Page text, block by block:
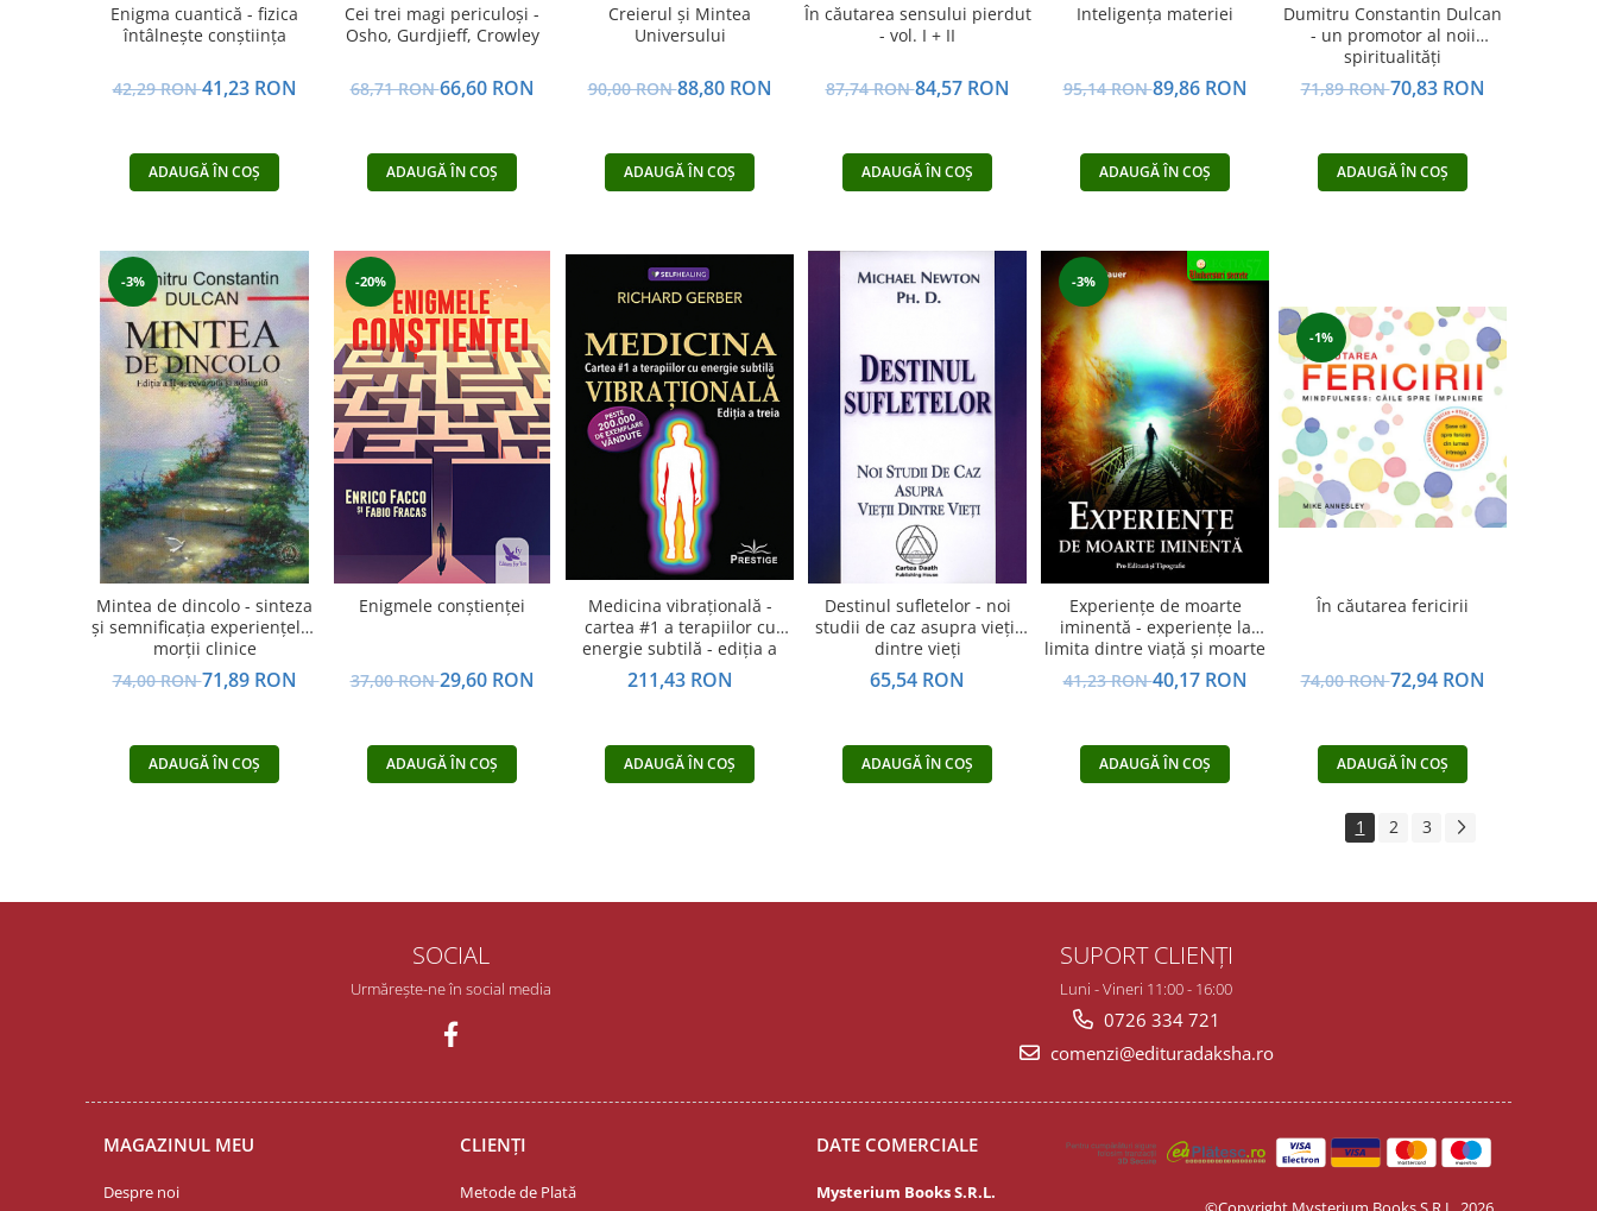
Enigma cuantică - fizica
întâlneşte conştiinţa
42,29 RON41,23 RON
ADAUGĂ ÎN COȘ
Cei trei magi periculoşi -
Osho, Gurdjieff, Crowley
68,71 RON66,60 RON
ADAUGĂ ÎN COȘ
Creierul şi Mintea
Universului
90,00 RON88,80 RON
ADAUGĂ ÎN COȘ
În căutarea sensului pierdut
- vol. I + II
87,74 RON84,57 RON
ADAUGĂ ÎN COȘ
Inteligenţa materiei
95,14 RON89,86 RON
ADAUGĂ ÎN COȘ
Dumitru Constantin Dulcan
- un promotor al noii
spiritualităţi
71,89 RON70,83 RON
ADAUGĂ ÎN COȘ
-3%
Mintea de dincolo - sinteza
şi semnificaţia experienţelor
morţii clinice
74,00 RON71,89 RON
ADAUGĂ ÎN COȘ
-20%
Enigmele conştienţei
37,00 RON29,60 RON
ADAUGĂ ÎN COȘ
Medicina vibraţională -
cartea #1 a terapiilor cu
energie subtilă - ediţia a
treia
211,43 RON
ADAUGĂ ÎN COȘ
Destinul sufletelor - noi
studii de caz asupra vieţii
dintre vieţi
65,54 RON
ADAUGĂ ÎN COȘ
-3%
Experienţe de moarte
iminentă - experienţe la
limita dintre viaţă şi moarte
41,23 RON40,17 RON
ADAUGĂ ÎN COȘ
-1%
În căutarea fericirii
74,00 RON72,94 RON
ADAUGĂ ÎN COȘ
1 2 3
SOCIAL
Urmărește-ne în social media
SUPORT CLIENȚI
Luni - Vineri 11:00 - 16:00
0726 334 721
comenzi@edituradaksha.ro
MAGAZINUL MEU
Despre noi
CLIENȚI
Metode de Plată
DATE COMERCIALE
Mysterium Books S.R.L.